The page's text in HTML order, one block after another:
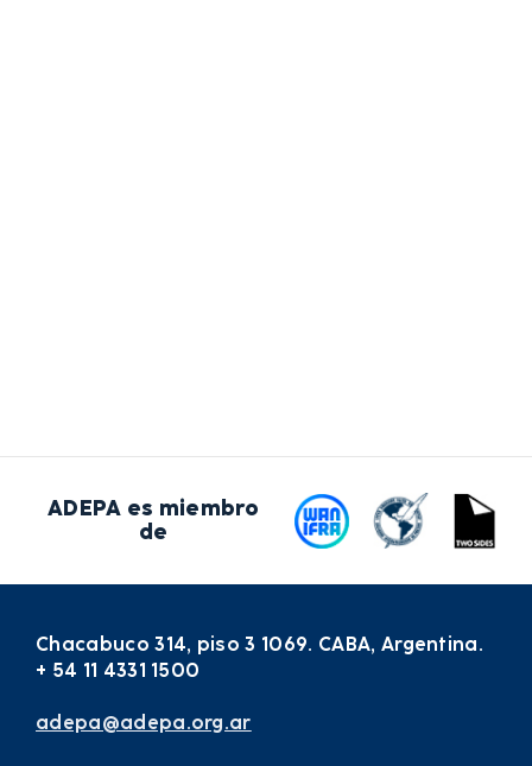
ADEPA es miembro
de
Chacabuco 314, piso 3 1069. CABA, Argentina.
+ 54 11 4331 1500
adepa@adepa.org.ar